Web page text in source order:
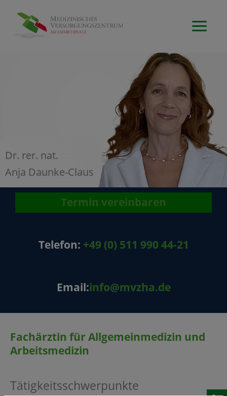
Zum
Inhalt
Dr. rer. nat.
Anja Daunke-Claus
Termin vereinbaren
Telefon: +49 (0) 511 990 44-21
Email:info@mvzha.de
Fachärztin für Allgemeinmedizin und
Arbeitsmedizin
Tätigkeitsschwerpunkte